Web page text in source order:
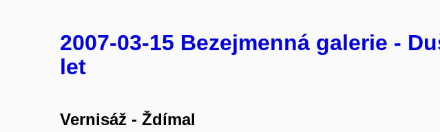
2007-03-15 Bezejmenná galerie -
let
Vernisáž - Ždímal